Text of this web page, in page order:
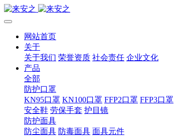
网站首页
关于
关于我们 荣誉资质 社会责任 企业文化
产品
全部
防护口罩
KN95口罩 KN100口罩 FFP2口罩 FFP3口罩
安全鞋 劳保手套 护目镜
防护面具
防尘面具 防毒面具 面具元件